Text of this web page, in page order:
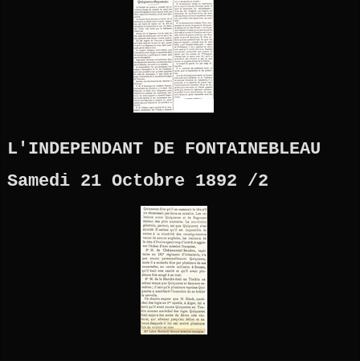
L'INDEPENDANT DE FONTAINEBLEAU
Samedi 21 Octobre 1892 /2